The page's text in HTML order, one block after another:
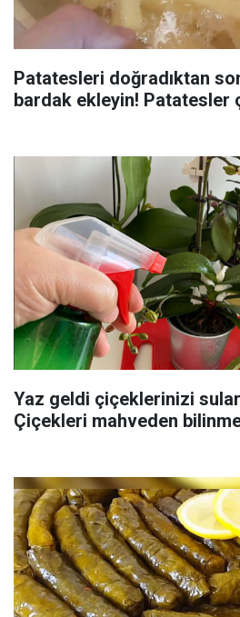
Patatesleri doğradıktan
bardak ekleyin! Patatesler
Yaz geldi çiçeklerinizi
Çiçekleri mahveden